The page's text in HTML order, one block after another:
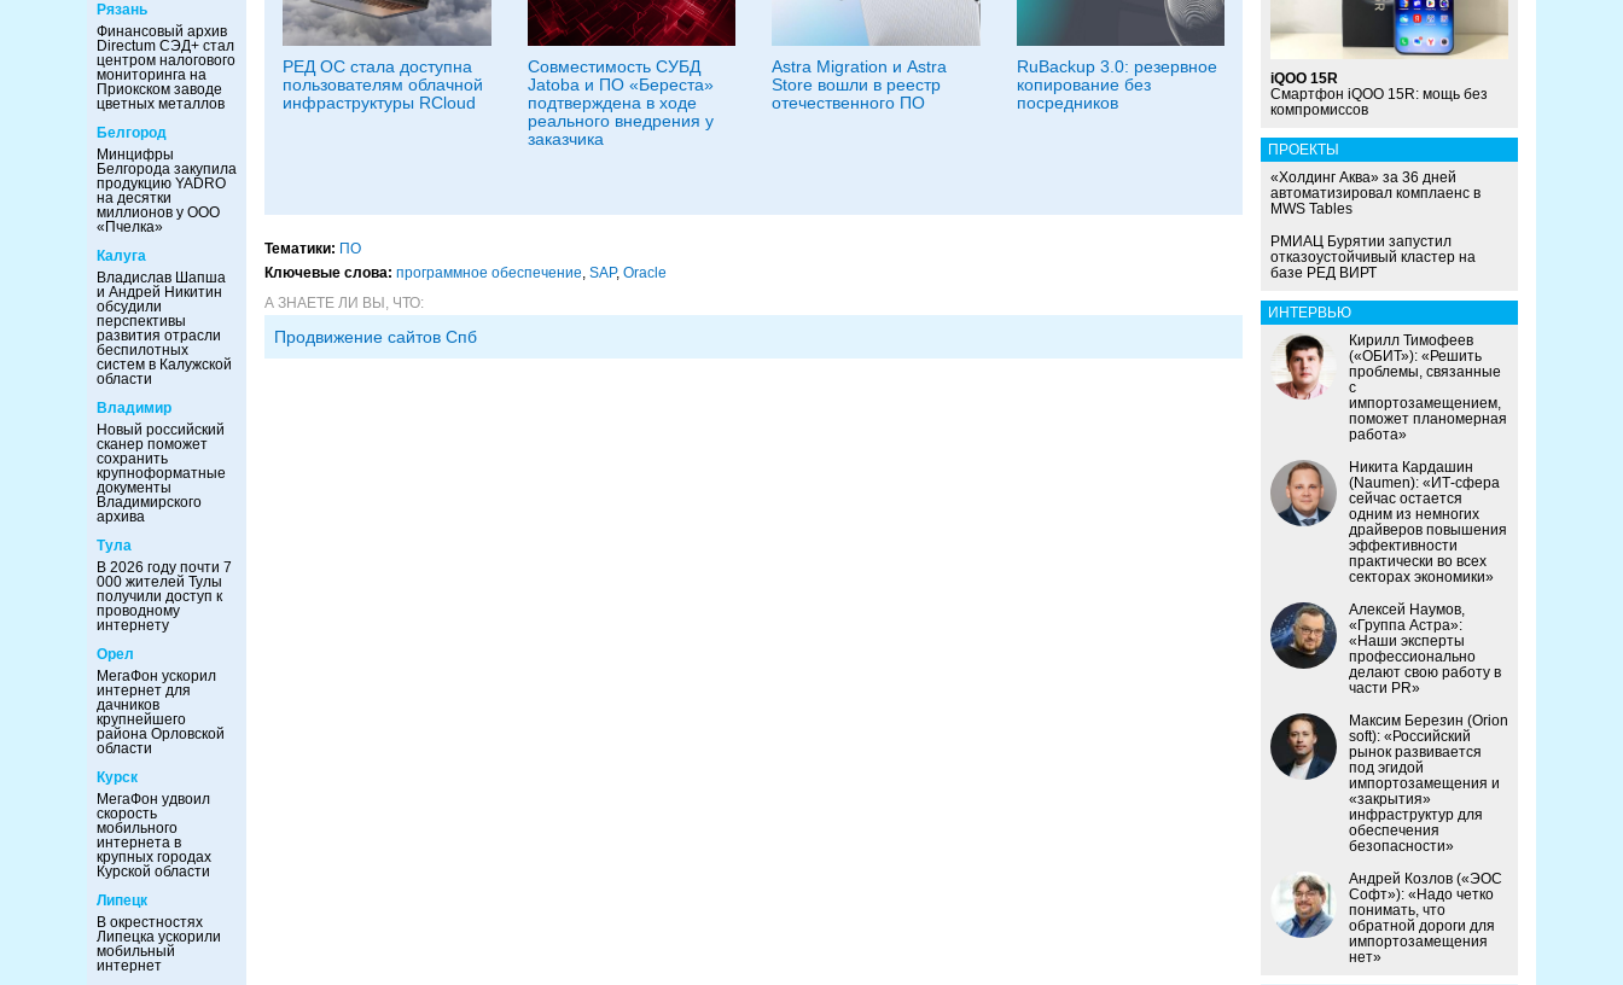
Рязань
Финансовый архив
Directum СЭД+ стал
центром налогового
мониторинга на
Приокском заводе
цветных металлов
Белгород
Минцифры
Белгорода закупила
продукцию YADRO
на десятки
миллионов у ООО
«Пчелка»
Калуга
Владислав Шапша
и Андрей Никитин
обсудили
перспективы
развития отрасли
беспилотных
систем в Калужской
области
Владимир
Новый российский
сканер поможет
сохранить
крупноформатные
документы
Владимирского
архива
Тула
В 2026 году почти 7
000 жителей Тулы
получили доступ к
проводному
интернету
Орел
МегаФон ускорил
интернет для
дачников
крупнейшего
района Орловской
области
Курск
МегаФон удвоил
скорость
мобильного
интернета в
крупных городах
Курской области
Липецк
В окрестностях
Липецка ускорили
мобильный
интернет
РЕД ОС стала доступна
пользователям облачной
инфраструктуры RCloud
Совместимость СУБД
Jatoba и ПО «Береста»
подтверждена в ходе
реального внедрения у
заказчика
Astra Migration и Astra
Store вошли в реестр
отечественного ПО
RuBackup 3.0: резервное
копирование без
посредников
Тематики: ПО
Ключевые слова: программное обеспечение, SAP, Oracle
А ЗНАЕТЕ ЛИ ВЫ, ЧТО:
Продвижение сайтов Спб
iQOO 15R
Смартфон iQOO 15R: мощь без
компромиссов
ПРОЕКТЫ
«Холдинг Аква» за 36 дней
автоматизировал комплаенс в
MWS Tables
РМИАЦ Бурятии запустил
отказоустойчивый кластер на
базе РЕД ВИРТ
ИНТЕРВЬЮ
Кирилл Тимофеев
(«ОБИТ»): «Решить
проблемы, связанные
с
импортозамещением,
поможет планомерная
работа»
Никита Кардашин
(Naumen): «ИТ-сфера
сейчас остается
одним из немногих
драйверов повышения
эффективности
практически во всех
секторах экономики»
Алексей Наумов,
«Группа Астра»:
«Наши эксперты
профессионально
делают свою работу в
части PR»
Максим Березин (Orion
soft): «Российский
рынок развивается
под эгидой
импортозамещения и
«закрытия»
инфраструктур для
обеспечения
безопасности»
Андрей Козлов («ЭОС
Софт»): «Надо четко
понимать, что
обратной дороги для
импортозамещения
нет»